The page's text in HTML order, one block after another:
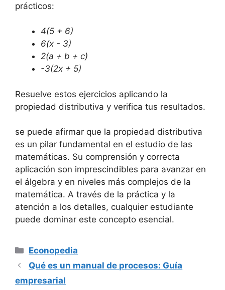
prácticos:
4(5‍ +⁣ 6)
6(x -⁤ 3)
2(a + b‌ + c)
-3(2x ​+ 5)
Resuelve estos ejercicios ⁣aplicando la
propiedad ‌distributiva ⁢y verifica ⁢tus resultados.
se puede afirmar que‍ la ⁤propiedad distributiva
⁤es un⁣ pilar fundamental ​en el estudio de las
matemáticas. Su comprensión y ⁤correcta
⁣aplicación son ⁢imprescindibles para avanzar en
el álgebra y⁢ en niveles más complejos de ⁣la
⁤matemática. A través de⁢ la práctica ​y la ​
atención a los detalles, cualquier estudiante
⁣puede dominar este ‌concepto esencial.
Categorías
Econopedia
Qué es un manual de procesos: Guía
empresarial